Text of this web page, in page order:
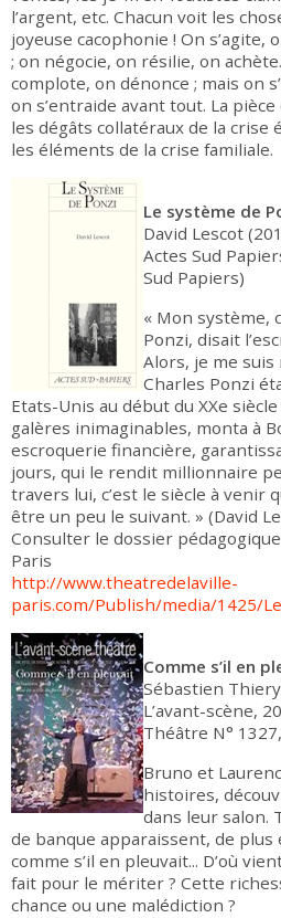
l’argent, etc. Chacun voit les
joyeuse cacophonie ! On s’agite,
; on négocie, on résilie, on
complote, on dénonce ; mais on
on s’entraide avant tout. La
les dégâts collatéraux de la crise
les éléments de la crise familiale.
Le système de
David Lescot
Actes Sud
Sud Papiers)
« Mon système,
Ponzi, disait
Alors, je me
Charles Ponzi
Etats-Unis au début du XXe
galères inimaginables, monta à
escroquerie financière,
jours, qui le rendit millionnaire
travers lui, c’est le siècle à venir
être un peu le suivant. » (David
Consulter le dossier
Paris
http://www.theatredelaville-
paris.com/Publish/media/1425/
Comme s’il en
Sébastien
L’avant-scène,
Théâtre N°
Bruno et
histoires,
dans leur salon.
de banque apparaissent, de
comme s’il en pleuvait... D’où
fait pour le mériter ? Cette
chance ou une malédiction ?